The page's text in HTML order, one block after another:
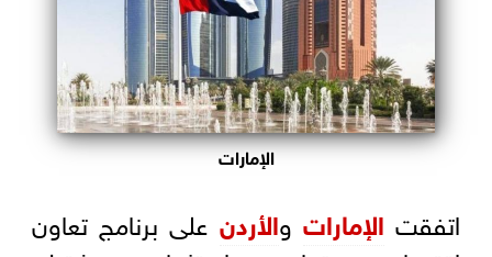
الإمارات
اتفقت الإماراتوالأردن على برنامج تعاون